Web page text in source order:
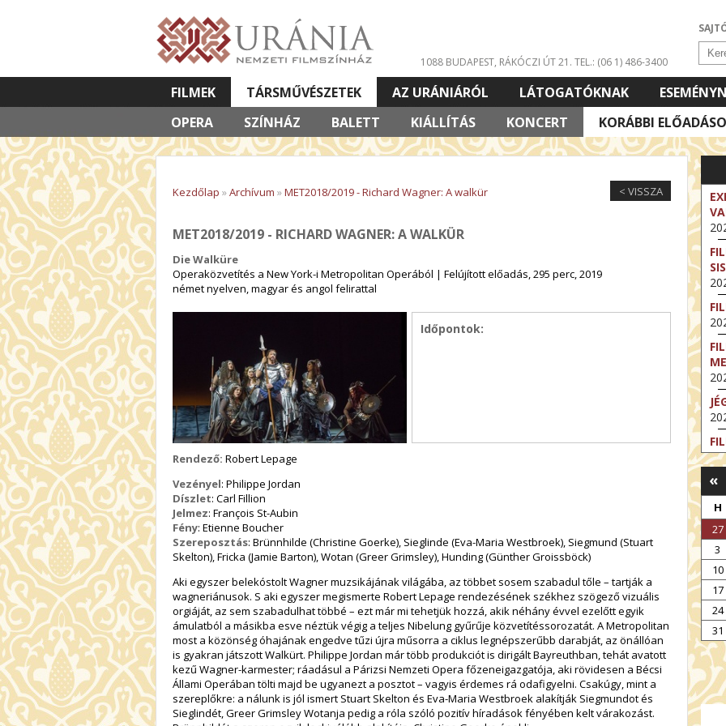
1088 BUDAPEST, RÁKÓCZI ÚT 21. TEL.: (06 1) 486-3400
FILMEK
TÁRSMŰVÉSZETEK
OPERA
SZÍNHÁZ BALETT KIÁLLÍTÁS KONCERT KORÁBBI
AZ URÁNIÁRÓL LÁTOGATÓKNAK
VETÍTETT KÉPES ELŐADÁSOK
< VISSZA
Kezdőlap »Archívum »MET2018/2019 - Richard Wagner: A walkür
MET2018/2019 - RICHARD WAGNER: A WALKÜR
Die Walküre
Operaközvetítés a New York-i Metropolitan Operából | Felújított előadás, 295 perc, 2019
német nyelven, magyar és angol felirattal
Időpontok:
Rendező: Robert Lepage
Vezényel: Philippe Jordan
Díszlet: Carl Fillion
Jelmez: François St-Aubin
Fény: Etienne Boucher
Szereposztás: Brünnhilde (Christine Goerke), Sieglinde (Eva-Maria Westbroek), Siegmund (Stuart
Skelton), Fricka (Jamie Barton), Wotan (Greer Grimsley), Hunding (Günther Groissböck)
Aki egyszer belekóstolt Wagner muzsikájának világába, az többet sosem szabadul tőle – tartják a
wagneriánusok. S aki egyszer megismerte Robert Lepage rendezésének székhez szögező vizuális
orgiáját, az sem szabadulhat többé – ezt már mi tehetjük hozzá, akik néhány évvel ezelőtt egyik
ámulatból a másikba esve néztük végig a teljes Nibelung gyűrűje közvetítéssorozatát. A Metropolitan
most a közönség óhajának engedve tűzi újra műsorra a ciklus legnépszerűbb darabját, az önállóan
is gyakran játszott Walkürt. Philippe Jordan már több produkciót is dirigált Bayreuthban, tehát avatott
kezű Wagner-karmester; ráadásul a Párizsi Nemzeti Opera főzeneigazgatója, aki rövidesen a Bécsi
Állami Operában tölti majd be ugyanezt a posztot – vagyis érdemes rá odafigyelni. Csakúgy, mint a
szereplőkre: a nálunk is jól ismert Stuart Skelton és Eva-Maria Westbroek alakítják Siegmundot és
Sieglindét, Greer Grimsley Wotanja pedig a róla szóló pozitív híradások fényében kelt várakozást.
«
H
27
3
10
17
24
31